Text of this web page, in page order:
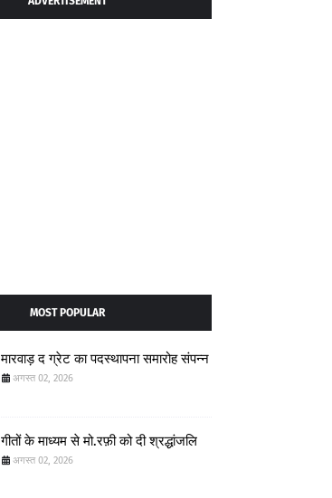
MOST POPULAR
मारवाड़ द ग्रेट का पदस्थापना समारोह संपन्न
अगस्त 02, 2026
गीतों के माध्यम से मो.रफ़ी को दी श्रद्धांजलि
अगस्त 02, 2026